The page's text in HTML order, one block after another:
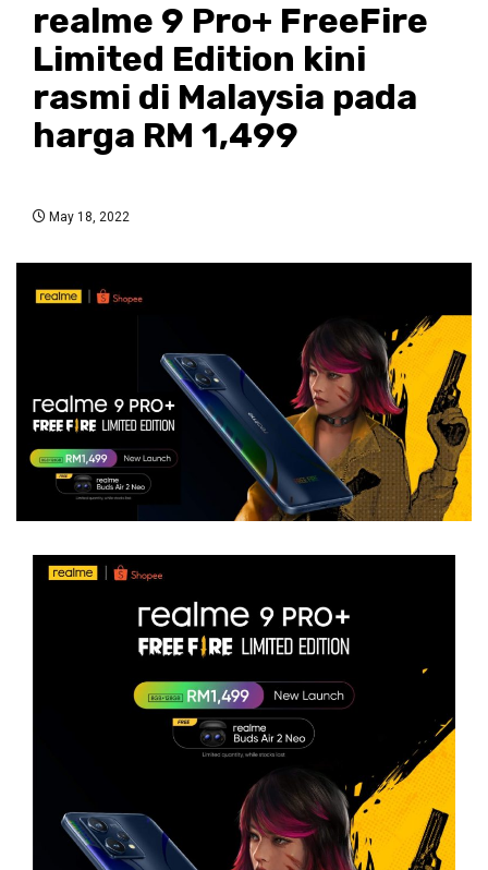
realme 9 Pro+ FreeFire
Limited Edition kini
rasmi di Malaysia pada
harga RM 1,499
May 18, 2022